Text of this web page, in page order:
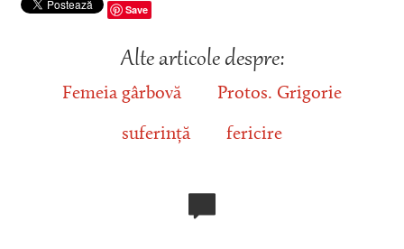
Save
Alte articole despre:
Femeia gârbovă Protos. Grigorie
suferință fericire